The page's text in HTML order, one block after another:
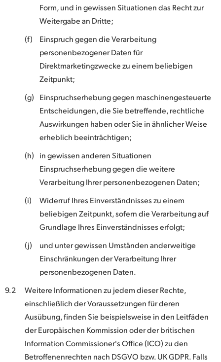
Form, und in gewissen Situationen das Recht zur
Weitergabe an Dritte;
(f)
Einspruch gegen die Verarbeitung
personenbezogener Daten für
Direktmarketingzwecke zu einem beliebigen
Zeitpunkt;
(g)
Einspruchserhebung gegen maschinengesteuerte
Entscheidungen, die Sie betreffende, rechtliche
Auswirkungen haben oder Sie in ähnlicher Weise
erheblich beeinträchtigen;
(h)
in gewissen anderen Situationen
Einspruchserhebung gegen die weitere
Verarbeitung Ihrer personenbezogenen Daten;
(i)
Widerruf Ihres Einverständnisses zu einem
beliebigen Zeitpunkt, sofern die Verarbeitung auf
Grundlage Ihres Einverständnisses erfolgt;
(j)
und unter gewissen Umständen anderweitige
Einschränkungen der Verarbeitung Ihrer
personenbezogenen Daten.
9.2
Weitere Informationen zu jedem dieser Rechte,
einschließlich der Voraussetzungen für deren
Ausübung, finden Sie beispielsweise in den Leitfäden
der Europäischen Kommission oder der britischen
Information Commissioner's Office (ICO) zu den
Betroffenenrechten nach DSGVO bzw. UK GDPR. Falls